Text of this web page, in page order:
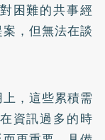
困難的共事經
，但無法在談
，這些累積需
資訊過多的時